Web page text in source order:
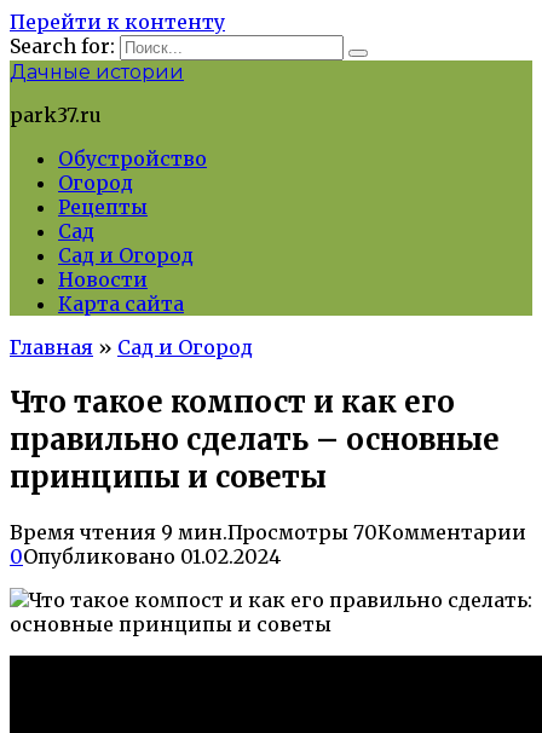
Перейти к контенту
Search for:
Дачные истории
park37.ru
Обустройство
Огород
Рецепты
Сад
Сад и Огород
Новости
Карта сайта
Главная » Сад и Огород
Что такое компост и как его
правильно сделать – основные
принципы и советы
Время чтения 9 мин.Просмотры 70Комментарии
0Опубликовано 01.02.2024